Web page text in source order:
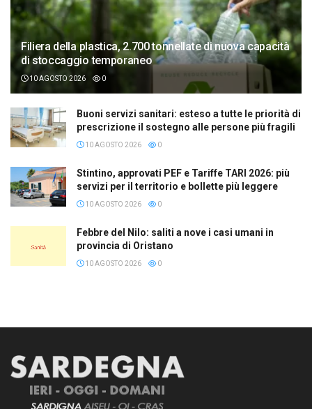
Filiera della plastica, 2.700 tonnellate di nuova capacità
di stoccaggio temporaneo
10 AGOSTO 2026 0
Buoni servizi sanitari: esteso a tutte le priorità di
prescrizione il sostegno alle persone più fragili
10 AGOSTO 2026 0
Stintino, approvati PEF e Tariffe TARI 2026: più
servizi per il territorio e bollette più leggere
10 AGOSTO 2026 0
Febbre del Nilo: saliti a nove i casi umani in
provincia di Oristano
10 AGOSTO 2026 0